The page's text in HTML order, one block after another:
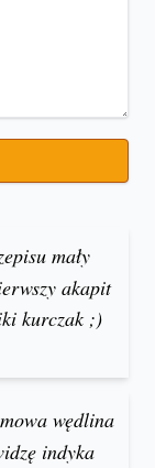
mały
akapit
kurczak ;)
wędlina
indyka